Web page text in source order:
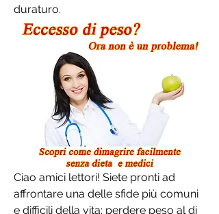
duraturo.
Ciao amici lettori! Siete pronti ad
affrontare una delle sfide più comuni
e difficili della vita: perdere peso al di